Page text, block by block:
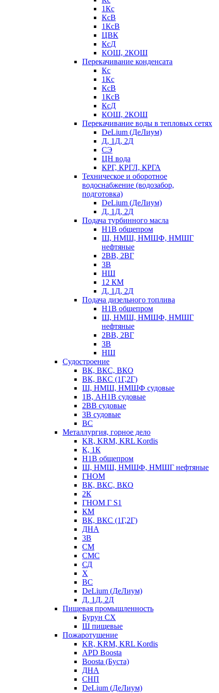
1Кс
КсВ
1КсВ
ЦВК
КсД
КОШ, 2КОШ
Перекачивание конденсата
Кс
1Кс
КсВ
1КсВ
КсД
КОШ, 2КОШ
Перекачивание воды в тепловых сетях
DeLium (ДеЛиум)
Д, 1Д, 2Д
СЭ
ЦН вода
КРГ, КРГЛ, КРГА
Техническое и оборотное
водоснабжение (водозабор,
подготовка)
DeLium (ДеЛиум)
Д, 1Д, 2Д
Подача турбинного масла
Н1В общепром
Ш, НМШ, НМШФ, НМШГ
нефтяные
2ВВ, 2ВГ
3В
НШ
12 КМ
Д, 1Д, 2Д
Подача дизельного топлива
Н1В общепром
Ш, НМШ, НМШФ, НМШГ
нефтяные
2ВВ, 2ВГ
3В
НШ
Судостроение
ВК, ВКС, ВКО
ВК, ВКС (1Г,2Г)
Ш, НМШ, НМШФ судовые
1В, АН1В судовые
2ВВ судовые
3В судовые
ВС
Металлургия, горное дело
KR, KRM, KRL Kordis
К, 1К
Н1В общепром
Ш, НМШ, НМШФ, НМШГ нефтяные
ГНОМ
ВК, ВКС, ВКО
2К
ГНОМ Г S1
КМ
ВК, ВКС (1Г,2Г)
ДНА
3В
СМ
СМС
СД
Х
ВС
DeLium (ДеЛиум)
Д, 1Д, 2Д
Пищевая промышленность
Бурун СХ
Ш пищевые
Пожаротушение
KR, KRM, KRL Kordis
APD Boosta
Boosta (Буста)
ДНА
СНП
DeLium (ДеЛиум)